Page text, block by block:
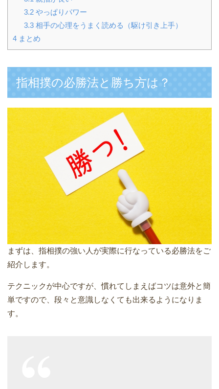
3.2やっぱりパワー
3.3相手の心理をうまく読める（駆け引き上手）
4 まとめ
指相撲の必勝法と勝ち方は？
まずは、指相撲の強い人が実際に行なっている必勝法をご
紹介します。
テクニックが中心ですが、慣れてしまえばコツは意外と簡
単ですので、段々と意識しなくても出来るようになりま
す。